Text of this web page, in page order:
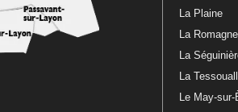
La Plaine
La Romagne
La
La
Le May-sur-